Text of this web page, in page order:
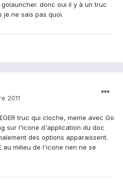
donc oui il y à un truc
je ne sais pas quoi.
2011
truc qui cloche, meme avec Go
sur l'icone d'application du doc
des options apparaissent.
au milieu de l'icone rien ne se